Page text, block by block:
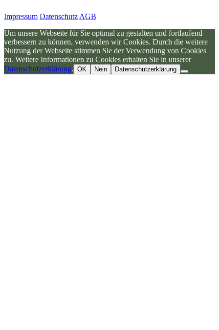
Impressum Datenschutz AGB
Um unsere Webseite für Sie optimal zu gestalten und fortlaufend
verbessern zu können, verwenden wir Cookies. Durch die weitere
Nutzung der Webseite stimmen Sie der Verwendung von Cookies
zu. Weitere Informationen zu Cookies erhalten Sie in unserer
Datenschutzerklärung. OK Nein Datenschutzerklärung